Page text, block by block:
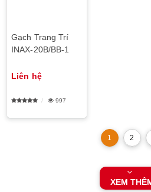
Gạch Trang Trí
INAX-20B/BB-1
Liên hệ
997
1 2
XEM